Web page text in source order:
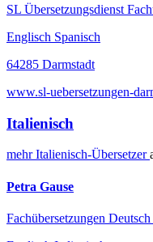
SL Übersetzungsdienst
Englisch Spanisch
64285 Darmstadt
www.sl-uebersetzungen-
Italienisch
mehrItalienisch-Übersetzer
Petra Gause
Fachübersetzungen